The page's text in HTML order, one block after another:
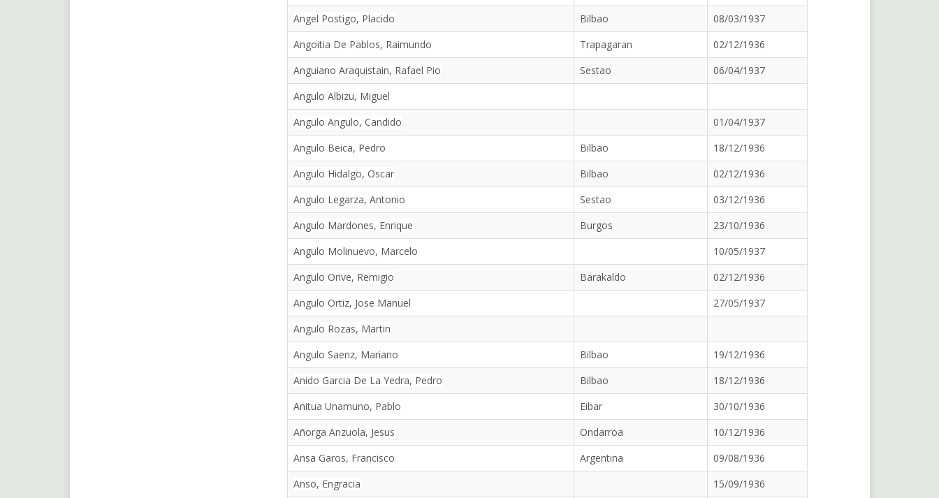
Angel Postigo, Placido
Bilbao
08/03/1937
Angoitia De Pablos, Raimundo
Trapagaran
02/12/1936
Anguiano Araquistain, Rafael Pio
Sestao
06/04/1937
Angulo Albizu, Miguel
Angulo Angulo, Candido
01/04/1937
Angulo Beica, Pedro
Bilbao
18/12/1936
Angulo Hidalgo, Oscar
Bilbao
02/12/1936
Angulo Legarza, Antonio
Sestao
03/12/1936
Angulo Mardones, Enrique
Burgos
23/10/1936
Angulo Molinuevo, Marcelo
10/05/1937
Angulo Orive, Remigio
Barakaldo
02/12/1936
Angulo Ortiz, Jose Manuel
27/05/1937
Angulo Rozas, Martin
Angulo Saenz, Mariano
Bilbao
19/12/1936
Anido Garcia De La Yedra, Pedro
Bilbao
18/12/1936
Anitua Unamuno, Pablo
Eibar
30/10/1936
Añorga Anzuola, Jesus
Ondarroa
10/12/1936
Ansa Garos, Francisco
Argentina
09/08/1936
Anso, Engracia
15/09/1936